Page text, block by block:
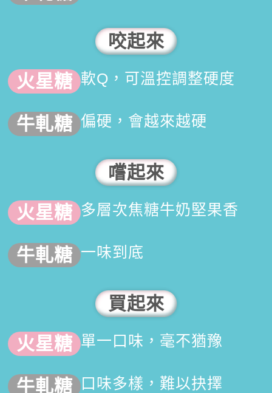
咬起來
軟Q，可溫控調整硬度
偏硬，會越來越硬
嚐起來
多層次焦糖牛奶堅果香
一味到底
買起來
單一口味，毫不猶豫
口味多樣，難以抉擇